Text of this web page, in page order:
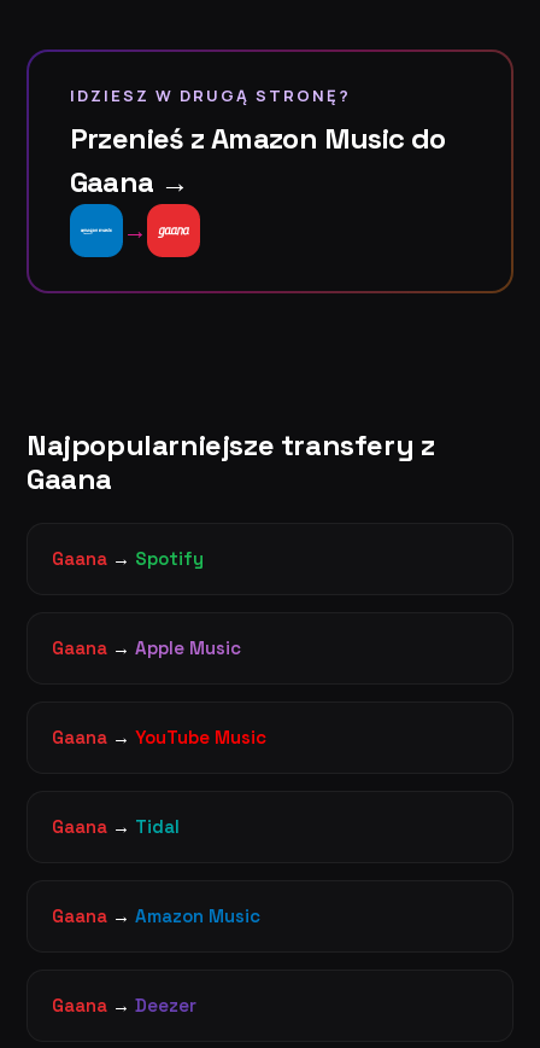
IDZIESZ W DRUGĄ STRONĘ?
Przenieś z Amazon Music do
Gaana →
→
Najpopularniejsze transfery z
Gaana
Gaana → Spotify
Gaana → Apple Music
Gaana → YouTube Music
Gaana → Tidal
Gaana → Amazon Music
Gaana → Deezer